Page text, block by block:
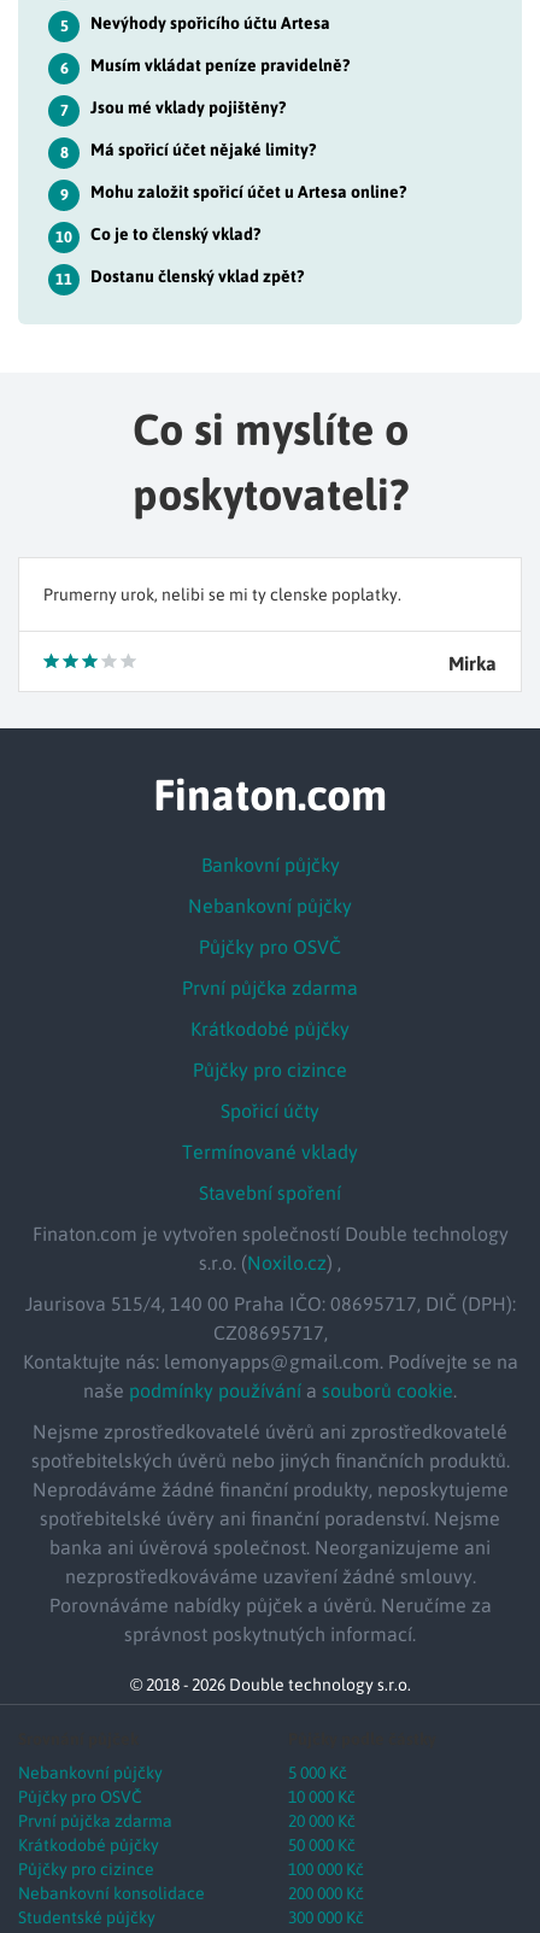
5 Nevýhody spořicího účtu Artesa
6 Musím vkládat peníze pravidelně?
7 Jsou mé vklady pojištěny?
8 Má spořicí účet nějaké limity?
9 Mohu založit spořicí účet u Artesa online?
10 Co je to členský vklad?
11 Dostanu členský vklad zpět?
Co si myslíte o
poskytovateli?
Prumerny urok, nelibi se mi ty clenske poplatky.
Mirka
Finaton.com
Bankovní půjčky
Nebankovní půjčky
Půjčky pro OSVČ
První půjčka zdarma
Krátkodobé půjčky
Půjčky pro cizince
Spořicí účty
Termínované vklady
Stavební spoření
Finaton.com je vytvořen společností Double technology
s.r.o. (Noxilo.cz) ,
Jaurisova 515/4, 140 00 Praha IČO: 08695717, DIČ (DPH):
CZ08695717,
Kontaktujte nás: lemonyapps@gmail.com. Podívejte se na
naše podmínky používání a souborů cookie
Nejsme zprostředkovatelé úvěrů ani zprostředkovatelé
spotřebitelských úvěrů nebo jiných finančních produktů.
Neprodáváme žádné finanční produkty, neposkytujeme
spotřebitelské úvěry ani finanční poradenství. Nejsme
banka ani úvěrová společnost. Neorganizujeme ani
nezprostředkováváme uzavření žádné smlouvy.
Porovnáváme nabídky půjček a úvěrů. Neručíme za
správnost poskytnutých informací.
© 2018 - 2026 Double technology s.r.o.
Nebankovní půjčky
Půjčky pro OSVČ
První půjčka zdarma
Krátkodobé půjčky
Půjčky pro cizince
Nebankovní konsolidace
Studentské půjčky
5 000 Kč
10 000 Kč
20 000 Kč
50 000 Kč
100 000 Kč
200 000 Kč
300 000 Kč